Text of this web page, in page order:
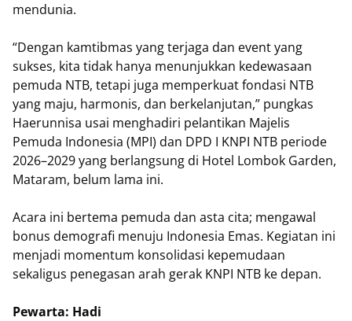
mendunia.
“Dengan kamtibmas yang terjaga dan event yang
sukses, kita tidak hanya menunjukkan kedewasaan
pemuda NTB, tetapi juga memperkuat fondasi NTB
yang maju, harmonis, dan berkelanjutan,” pungkas
Haerunnisa usai menghadiri pelantikan Majelis
Pemuda Indonesia (MPI) dan DPD I KNPI NTB periode
2026–2029 yang berlangsung di Hotel Lombok Garden,
Mataram, belum lama ini.
Acara ini bertema pemuda dan asta cita; mengawal
bonus demografi menuju Indonesia Emas. Kegiatan ini
menjadi momentum konsolidasi kepemudaan
sekaligus penegasan arah gerak KNPI NTB ke depan.
Pewarta: Hadi